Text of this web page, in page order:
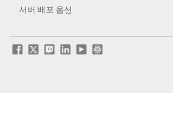
서버 배포 옵션